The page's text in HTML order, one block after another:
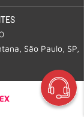
São Paulo, SP,